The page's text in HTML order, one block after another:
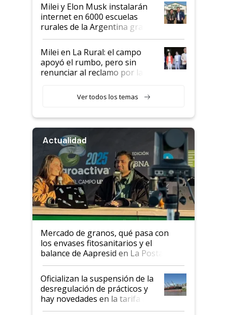
Milei y Elon Musk instalarán
internet en 6000 escuelas
rurales de la Argentina gracias
a un acuerdo con Starlink
Milei en La Rural: el campo
apoyó el rumbo, pero sin
renunciar al reclamo por las
Ver todos los temas
Actualidad
Mercado de granos, qué pasa con
los envases fitosanitarios y el
balance de Aapresid en La Posta
Oficializan la suspensión de la
desregulación de prácticos y
hay novedades en la tarifa de
la hidrovía